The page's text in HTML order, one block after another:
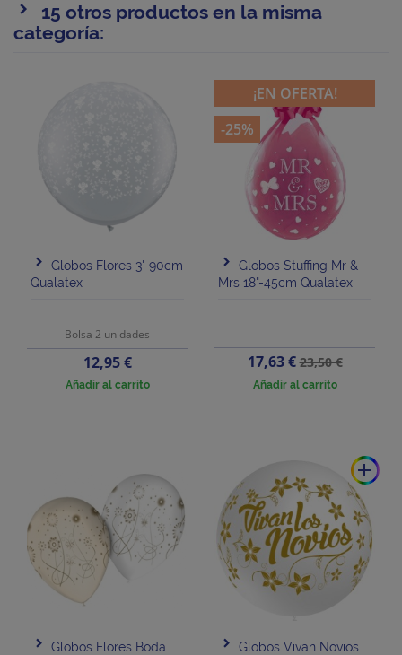
15 otros productos en la misma
categoría:
Globos Flores 3'-90cm
Qualatex
Bolsa 2 unidades
Precio
12,95 €
Añadir al carrito
Globos Stuffing Mr &
Mrs 18"-45cm Qualatex
Precio
17,63 €Precio
base
23,50 €
Añadir al carrito
¡EN OFERTA!
-25%
Globos Flores Boda
add
Globos Vivan Novios